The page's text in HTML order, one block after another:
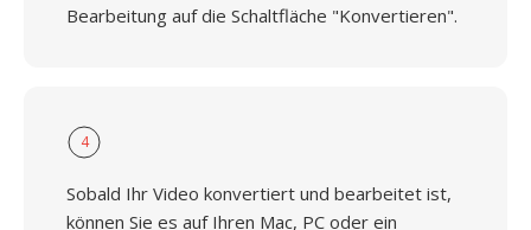
Bearbeitung auf die Schaltfläche "Konvertieren".
4
Sobald Ihr Video konvertiert und bearbeitet ist,
können Sie es auf Ihren Mac, PC oder ein